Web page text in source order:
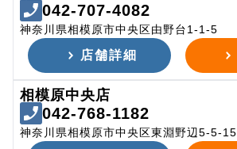
042-707-4082
神奈川県相模原市中央区由野台1-1-5
店舗詳細
相模原中央店
042-768-1182
神奈川県相模原市中央区東淵野辺5-5-15